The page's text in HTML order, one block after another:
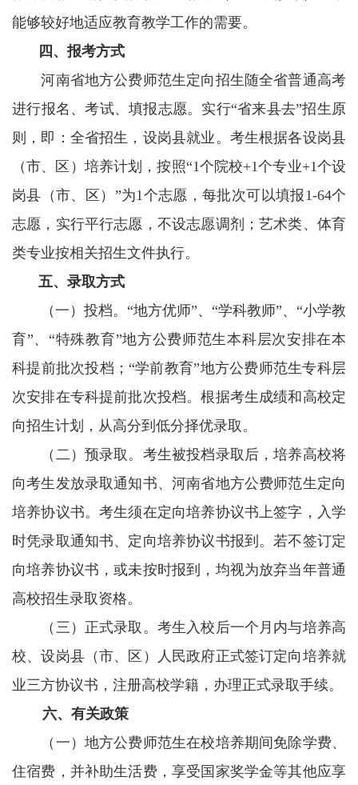
能够较好地适应教育教学工作的需要。
四、报考方式
河南省地方公费师范生定向招生随全省普通高考
进行报名、考试、填报志愿。实行“省来县去”招生原
则，即：全省招生，设岗县就业。考生根据各设岗县
（市、区）培养计划，按照“1个院校+1个专业+1个设
岗县（市、区）”为1个志愿，每批次可以填报1-64个
志愿，实行平行志愿，不设志愿调剂；艺术类、体育
类专业按相关招生文件执行。
五、录取方式
（一）投档。“地方优师”、“学科教师”、“小学教
育”、“特殊教育”地方公费师范生本科层次安排在本
科提前批次投档；“学前教育”地方公费师范生专科层
次安排在专科提前批次投档。根据考生成绩和高校定
向招生计划，从高分到低分择优录取。
（二）预录取。考生被投档录取后，培养高校将
向考生发放录取通知书、河南省地方公费师范生定向
培养协议书。考生须在定向培养协议书上签字，入学
时凭录取通知书、定向培养协议书报到。若不签订定
向培养协议书，或未按时报到，均视为放弃当年普通
高校招生录取资格。
（三）正式录取。考生入校后一个月内与培养高
校、设岗县（市、区）人民政府正式签订定向培养就
业三方协议书，注册高校学籍，办理正式录取手续。
六、有关政策
（一）地方公费师范生在校培养期间免除学费、
住宿费，并补助生活费，享受国家奖学金等其他应享